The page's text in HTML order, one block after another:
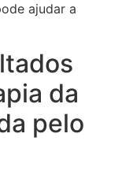
ajudar a
da
pelo